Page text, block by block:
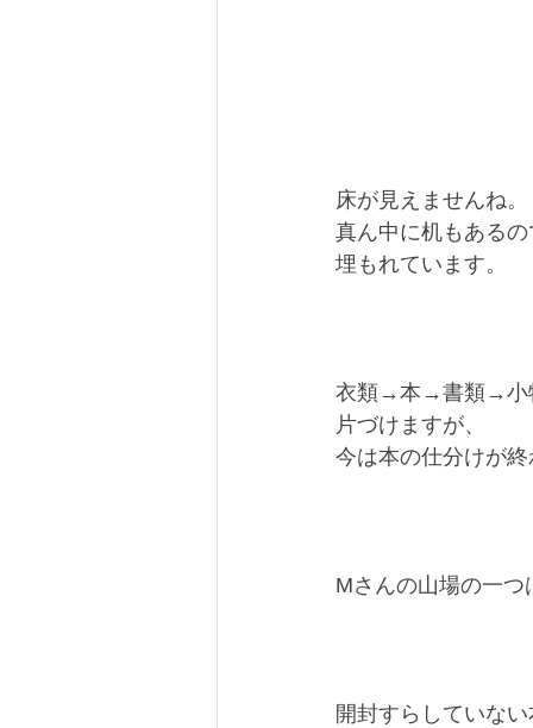
床が見えませんね。
真ん中に机もある
埋もれています。
衣類→本→書類→小
片づけますが、
今は本の仕分けが
Mさんの山場の一つ
開封すらしていな